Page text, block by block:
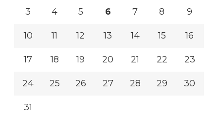
3 4 5 6 7 8 9
10 11 12 13 14 15 16
17 18 19 20 21 22 23
24 25 26 27 28 29 30
31